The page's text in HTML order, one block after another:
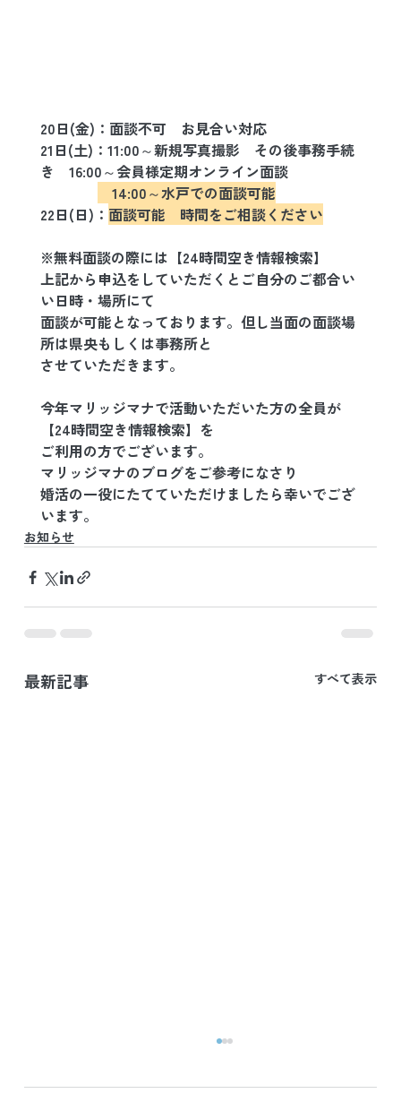
20日(金)：面談不可　お見合い対応
21日(土)：11:00～新規写真撮影　その後事務手続
き　16:00～会員様定期オンライン面談
14:00～水戸での面談可能
22日(日)： 面談可能　時間をご相談ください
※無料面談の際には【24時間空き情報検索】
上記から申込をしていただくとご自分のご都合い
い日時・場所にて
面談が可能となっております。但し当面の面談場
所は県央もしくは事務所と
させていただきます。
今年マリッジマナで活動いただいた方の全員が
【24時間空き情報検索】を
ご利用の方でございます。
マリッジマナのブログをご参考になさり
婚活の一役にたてていただけましたら幸いでござ
います。
お知らせ
最新記事 すべて表示